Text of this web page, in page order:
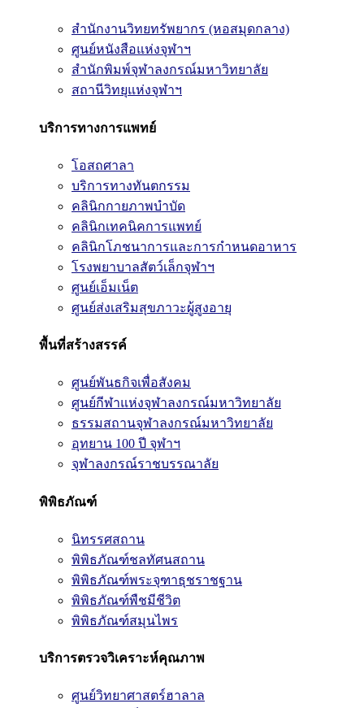
สำนักงานวิทยทรัพยากร (หอสมุดกลาง)
ศูนย์หนังสือแห่งจุฬาฯ
สำนักพิมพ์จุฬาลงกรณ์มหาวิทยาลัย
สถานีวิทยุแห่งจุฬาฯ
บริการทางการแพทย์
โอสถศาลา
บริการทางทันตกรรม
คลินิกกายภาพบำบัด
คลินิกเทคนิคการแพทย์
คลินิกโภชนาการและการกำหนดอาหาร
โรงพยาบาลสัตว์เล็กจุฬาฯ
ศูนย์เอ็มเน็ต
ศูนย์ส่งเสริมสุขภาวะผู้สูงอายุ
พื้นที่สร้างสรรค์
ศูนย์พันธกิจเพื่อสังคม
ศูนย์กีฬาแห่งจุฬาลงกรณ์มหาวิทยาลัย
ธรรมสถานจุฬาลงกรณ์มหาวิทยาลัย
อุทยาน 100 ปี จุฬาฯ
จุฬาลงกรณ์ราชบรรณาลัย
พิพิธภัณฑ์
นิทรรศสถาน
พิพิธภัณฑ์ชลทัศนสถาน
พิพิธภัณฑ์พระจุฑาธุชราชฐาน
พิพิธภัณฑ์พืชมีชีวิต
พิพิธภัณฑ์สมุนไพร
บริการตรวจวิเคราะห์คุณภาพ
ศูนย์วิทยาศาสตร์ฮาลาล